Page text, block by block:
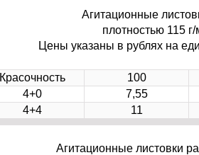
Агитационные
плотностью 115
Цены указаны в рублях на
Красочность 100
4+0
7,55
4+4
11
Агитационные листовки